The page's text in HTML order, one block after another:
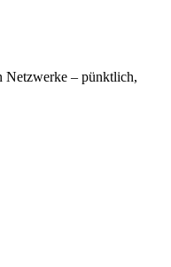
Netzwerke – pünktlich,